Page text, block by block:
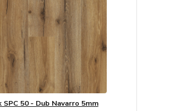
50 - Dub Navarro 5mm